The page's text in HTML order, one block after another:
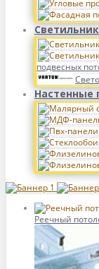
подвесных
Настенные
Реечный